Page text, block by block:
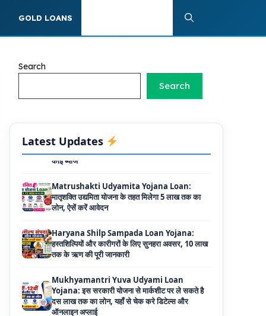
GOLD LOANS
Search
Search
Latest Updates
PM SVANidhi Scheme Apply Online: छोटे
Labour House Construction Loan
Matrushakti Udyamita Yojana Loan:
मातृशक्ति उद्यमिता योजना के तहत मिलेगा 5 लाख तक का
लोन, ऐसें करें आवेदन
Haryana Shilp Sampada Loan Yojana:
हस्तशिल्पियों और कारीगरों के लिए सुनहरा अवसर, 10 लाख
तक के ऋण की पूरी जानकारी
Mukhyamantri Yuva Udyami Loan
Yojana: इस सरकारी योजना से मार्कशीट पर ले सकते है
दस लाख तक का लोन, यहाँ से चेक करे डिटेल्स और
Haryana Widow Loan Scheme: इस सरकारी
स्कीम से महिलाओं को मिलता है 3 लाख का लोन, साथ ही
50000 रूपए की सब्सिडी